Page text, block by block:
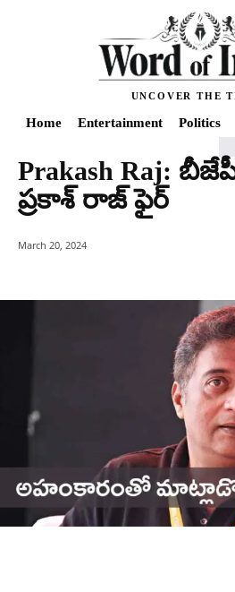
UNCOVER THE
Home Entertainment Politics
Home Prakash Raj: బీజేపీపై నటుడు ప్రకాశ్
Prakash Raj:
ప్రకాశ్ రాజ్ ఫైర్
March 20, 2024